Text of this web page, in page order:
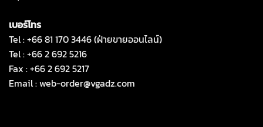
เบอร์โทร
Tel : +66 81 170 3446 (ฝ่ายขายออนไลน์)
Tel : +66 2 692 5216
Fax : +66 2 692 5217
Email :web-order@vgadz.com